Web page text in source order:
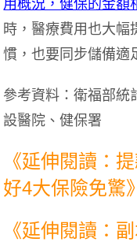
用概況，健保的金額
時，醫療費用也大幅
慣，也要同步儲備適
參考資料：衛福部統
設醫院、健保署
《延伸閱讀：
好4大保險免驚》
《延伸閱讀：